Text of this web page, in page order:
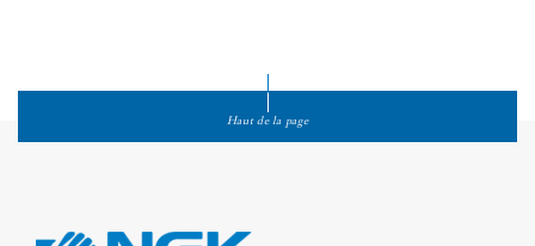
Haut de la page